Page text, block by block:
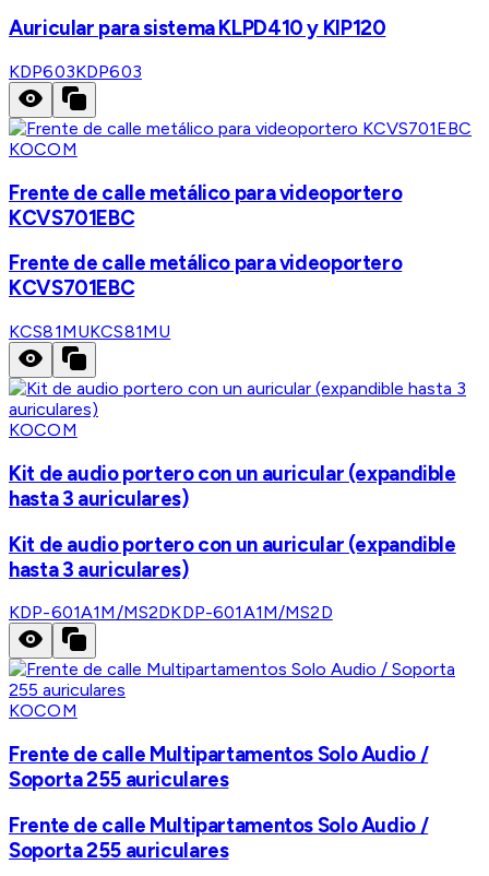
Auricular para sistema KLPD410 y KIP120
KDP603KDP603
KOCOM
Frente de calle metálico para videoportero
KCVS701EBC
Frente de calle metálico para videoportero
KCVS701EBC
KCS81MUKCS81MU
KOCOM
Kit de audio portero con un auricular (expandible
hasta 3 auriculares)
Kit de audio portero con un auricular (expandible
hasta 3 auriculares)
KDP-601A1M/MS2DKDP-601A1M/MS2D
KOCOM
Frente de calle Multipartamentos Solo Audio /
Soporta 255 auriculares
Frente de calle Multipartamentos Solo Audio /
Soporta 255 auriculares